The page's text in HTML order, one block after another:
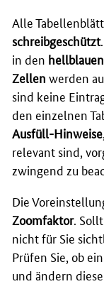
Alle
schreibgeschützt
in den
Zellen werden
sind keine
den einzelnen
Ausfüll-Hinweise
relevant sind,
zwingend zu
Die
Zoomfaktor.
nicht für Sie
Prüfen Sie, ob
und ändern